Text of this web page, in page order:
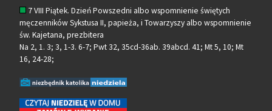
7 VIII Piątek. Dzień Powszedni albo wspomnienie świętych
męczenników Sykstusa II, papieża, i Towarzyszy albo wspomnienie
św. Kajetana, prezbitera
Na 2, 1. 3; 3, 1-3. 6-7; Pwt 32, 35cd-36ab. 39abcd. 41; Mt 5, 10; Mt
16, 24-28;